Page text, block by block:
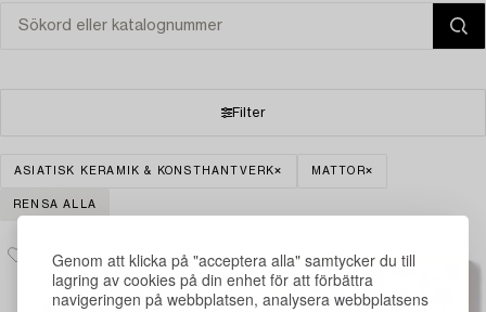
Genom att klicka på "acceptera alla" samtycker du till
lagring av cookies på din enhet för att förbättra
navigeringen på webbplatsen, analysera webbplatsens
Filter
ASIATISK KERAMIK & KONSTHANTVERK MATTOR
RENSA ALLA